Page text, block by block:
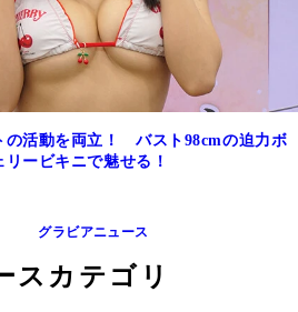
の活動を両立！ バスト98cmの迫力ボ
ービキニで魅せる！
グラビアニュース
スカテゴリ